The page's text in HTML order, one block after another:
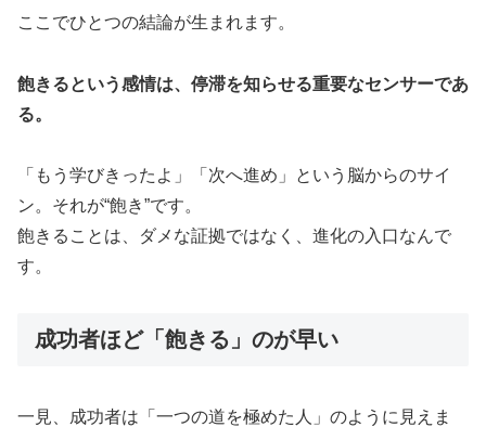
ここでひとつの結論が生まれます。
飽きるという感情は、停滞を知らせる重要なセンサーであ
る。
「もう学びきったよ」「次へ進め」という脳からのサイ
ン。それが“飽き”です。
飽きることは、ダメな証拠ではなく、進化の入口なんで
す。
成功者ほど「飽きる」のが早い
一見、成功者は「一つの道を極めた人」のように見えま